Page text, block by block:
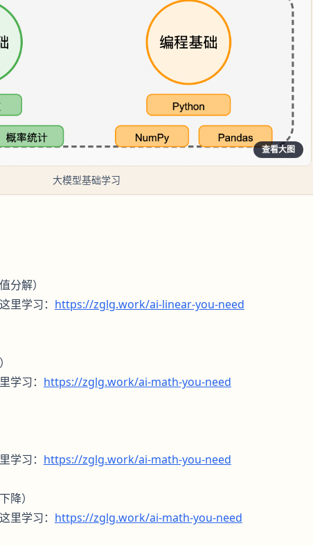
查看大图
大模型基础学习
分解）
里学习： https://zglg.work/ai-linear-you-need
学习： https://zglg.work/ai-math-you-need
学习： https://zglg.work/ai-math-you-need
降）
里学习： https://zglg.work/ai-math-you-need